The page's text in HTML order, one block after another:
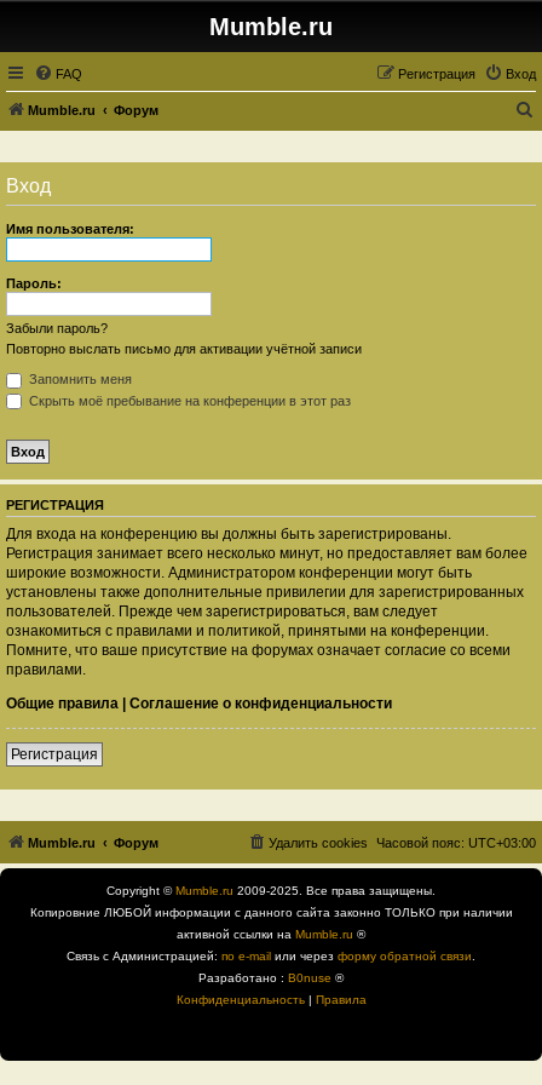
Mumble.ru
FAQ Вход
Регистрация
Mumble.ru Форум
и
Вход
Имя пользователя:
Пароль:
Забыли пароль?
Повторно выслать письмо для активации учётной записи
Запомнить меня
Скрыть моё пребывание на конференции в этот раз
РЕГИСТРАЦИЯ
Для входа на конференцию вы должны быть зарегистрированы.
Регистрация занимает всего несколько минут, но предоставляет вам более
широкие возможности. Администратором конференции могут быть
установлены также дополнительные привилегии для зарегистрированных
пользователей. Прежде чем зарегистрироваться, вам следует
ознакомиться с правилами и политикой, принятыми на конференции.
Помните, что ваше присутствие на форумах означает согласие со всеми
правилами.
Общие правила | Соглашение о конфиденциальности
Регистрация
Mumble.ru Форум Часовой пояс: UTC+03:00
Удалить cookies
Copyright ©Mumble.ru 2009-2025. Все права защищены.
Копировние ЛЮБОЙ информации с данного сайта законно ТОЛЬКО при наличии
активной ссылки на Mumble.ru ®
Связь с Администрацией: по e-mail или через форму обратной связи
Разработано : B0nuse ®
Конфиденциальность| Правила